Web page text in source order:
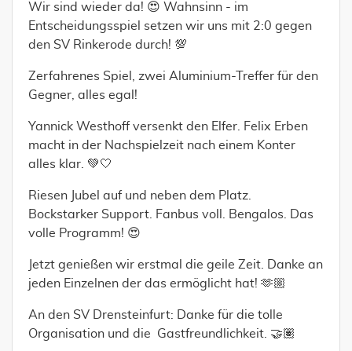
Wir sind wieder da! 😍 Wahnsinn - im
Entscheidungsspiel setzen wir uns mit 2:0 gegen
den SV Rinkerode durch! 💯
Zerfahrenes Spiel, zwei Aluminium-Treffer für den
Gegner, alles egal!
Yannick Westhoff versenkt den Elfer. Felix Erben
macht in der Nachspielzeit nach einem Konter
alles klar. 💚🤍
Riesen Jubel auf und neben dem Platz.
Bockstarker Support. Fanbus voll. Bengalos. Das
volle Programm! 😍
Jetzt genießen wir erstmal die geile Zeit. Danke an
jeden Einzelnen der das ermöglicht hat! 🫶🏼
An den SV Drensteinfurt: Danke für die tolle
Organisation und die Gastfreundlichkeit. 🤝🏽